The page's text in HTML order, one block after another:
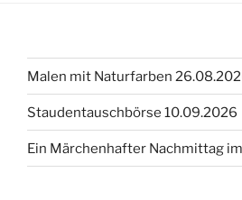
Malen mit Naturfarben
Staudentauschbörse 10.09.2026
Ein Märchenhafter Nachmittag